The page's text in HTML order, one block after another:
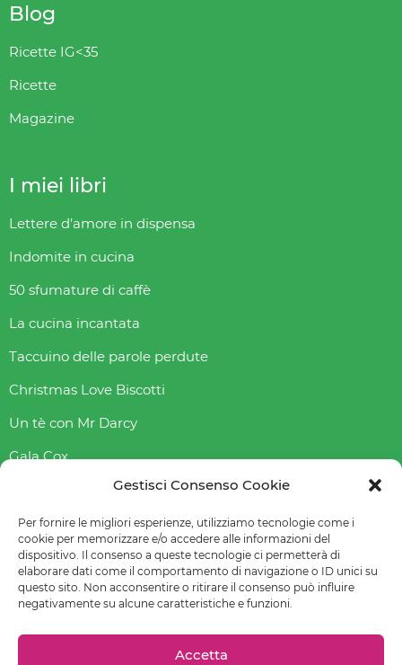
Gestisci Consenso Cookie
Per fornire le migliori esperienze, utilizziamo tecnologie come i
cookie per memorizzare e/o accedere alle informazioni del
dispositivo. Il consenso a queste tecnologie ci permetterà di
elaborare dati come il comportamento di navigazione o ID unici su
questo sito. Non acconsentire o ritirare il consenso può influire
negativamente su alcune caratteristiche e funzioni.
Accetta
Blog
Ricette IG<35
Ricette
Magazine
I miei libri
Lettere d’amore in dispensa
Indomite in cucina
50 sfumature di caffè
La cucina incantata
Taccuino delle parole perdute
Christmas Love Biscotti
Un tè con Mr Darcy
Gala Cox
Indice gliceAmico
Abbasso l’indice glicemico
© 2022-2023 Raffaella Fenoglio – La mia email è
raffaellafenoglio@yahoo.it